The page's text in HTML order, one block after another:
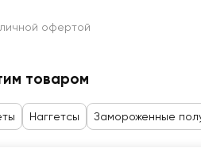
офертой
товаром
Наггетсы Замороженные